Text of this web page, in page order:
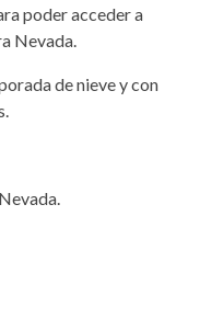
poder acceder a
Nevada.
de nieve y con